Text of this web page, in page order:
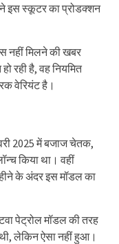
ने इस स्कूटर का प्रोडक्शन
नहीं मिलने की खबर
रही है, वह नियमित
वेरियंट है।
2025 में बजाज चेतक,
किया था। वहीं
के अंदर इस मॉडल का
पेट्रोल मॉडल की तरह
थी, लेकिन ऐसा नहीं हुआ।